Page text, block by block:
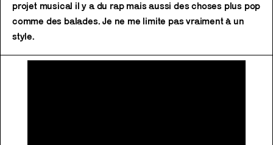
projet musical il y a du rap mais aussi des choses plus pop
comme des balades. Je ne me limite pas vraiment à un
style.